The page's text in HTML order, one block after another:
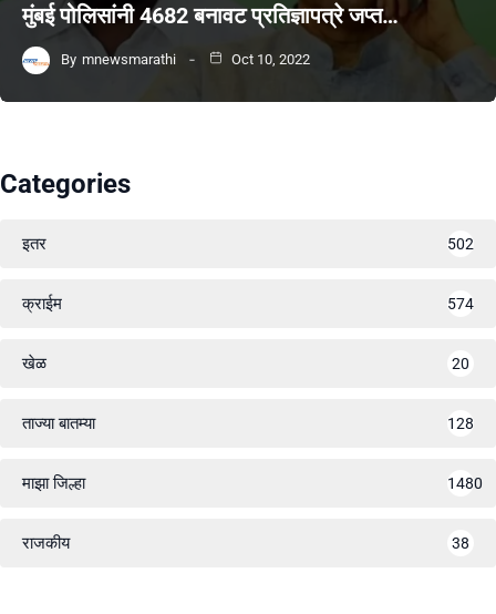
मुंबई पोलिसांनी 4682 बनावट प्रतिज्ञापत्रे जप्त…
By mnewsmarathi Oct 10, 2022
Categories
इतर 502
क्राईम 574
खेळ 20
ताज्या बातम्या 128
माझा जिल्हा 1480
राजकीय 38